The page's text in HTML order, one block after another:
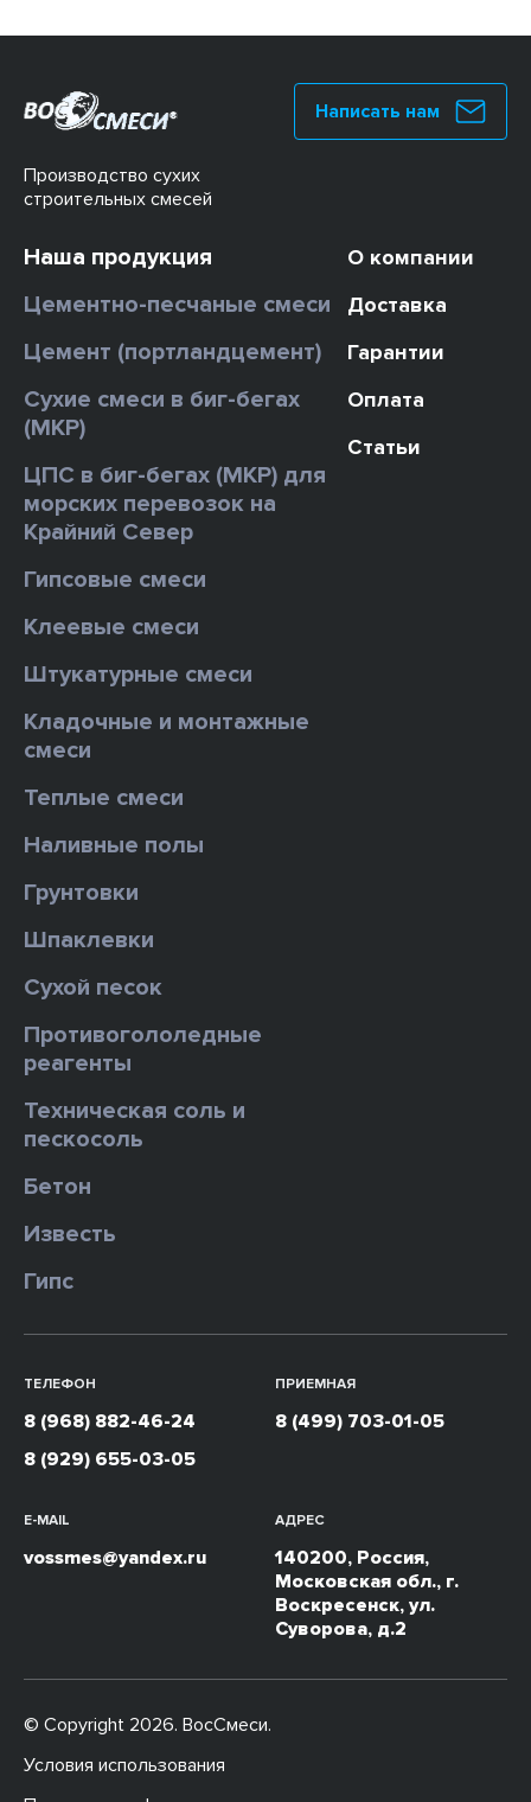
Производство сухих
строительных смесей
Написать нам
Наша продукция
Цементно-песчаные смеси
Цемент (портландцемент)
Сухие смеси в биг-бегах
(МКР)
ЦПС в биг-бегах (МКР) для
морских перевозок на
Крайний Север
Гипсовые смеси
Клеевые смеси
Штукатурные смеси
Кладочные и монтажные
смеси
Теплые смеси
Наливные полы
Грунтовки
Шпаклевки
Сухой песок
Противогололедные
реагенты
Техническая соль и
пескосоль
Бетон
Известь
Гипс
О компании
Доставка
Гарантии
Оплата
Статьи
ТЕЛЕФОН
8 (968) 882-46-24
8 (929) 655-03-05
ПРИЕМНАЯ
8 (499) 703-01-05
E-MAIL
vossmes@yandex.ru
АДРЕС
140200, Россия,
Московская обл., г.
Воскресенск, ул.
Суворова, д.2
© Copyright 2026. ВосСмеси.
Условия использования